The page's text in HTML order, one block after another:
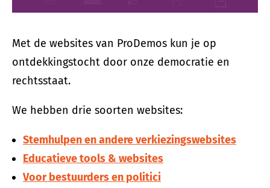
Met de websites van ProDemos kun je op
ontdekkingstocht door onze democratie en
rechtsstaat.
We hebben drie soorten websites:
Stemhulpen en andere verkiezingswebsites
Educatieve tools & websites
Voor bestuurders en politici